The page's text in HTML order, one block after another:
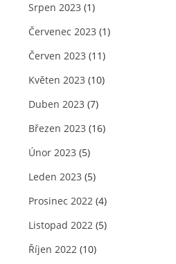
Srpen 2023 (1)
Červenec 2023 (1)
Červen 2023 (11)
Květen 2023 (10)
Duben 2023 (7)
Březen 2023 (16)
Únor 2023 (5)
Leden 2023 (5)
Prosinec 2022 (4)
Listopad 2022 (5)
Říjen 2022 (10)